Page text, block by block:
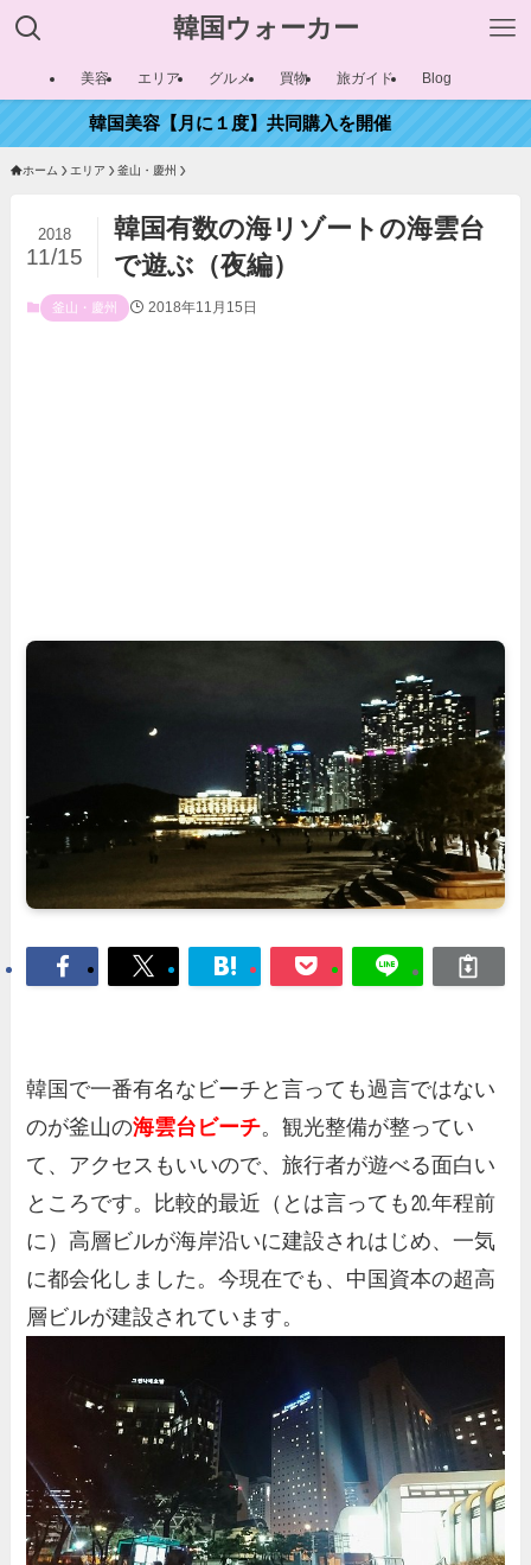
韓国ウォーカー
美容 エリア グルメ 買物 旅ガイド Blog
韓国美容【月に１度】共同購入を開催
ホーム エリア 釜山・慶州
韓国有数の海リゾートの海雲台
で遊ぶ（夜編）
2018
11/15
釜山・慶州 2018年11月15日
韓国で一番有名なビーチと言っても過言ではない
のが釜山の海雲台ビーチ。観光整備が整ってい
て、アクセスもいいので、旅行者が遊べる面白い
ところです。比較的最近（とは言っても⒛年程前
に）高層ビルが海岸沿いに建設されはじめ、一気
に都会化しました。今現在でも、中国資本の超高
層ビルが建設されています。